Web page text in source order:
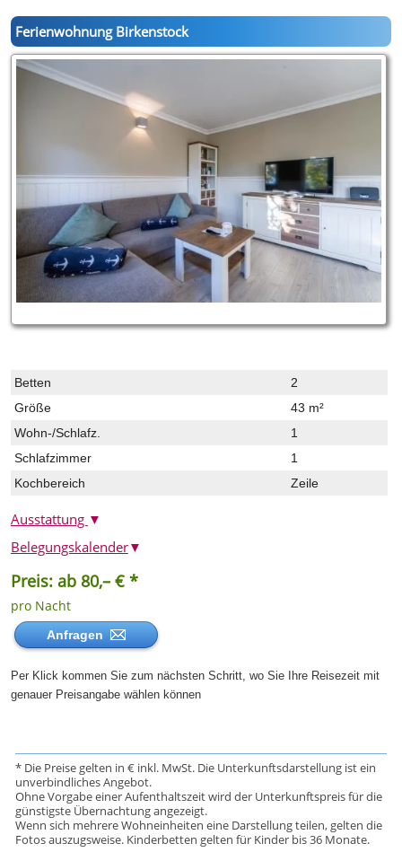
Ferienwohnung Birkenstock
Betten
2
Größe
43 m²
Wohn-/Schlafz.
1
Schlafzimmer
1
Kochbereich
Zeile
Ausstattung ▼
Preis: ab 80,– € *
pro Nacht
Anfragen
Per Klick kommen Sie zum nächsten Schritt, wo Sie Ihre Reisezeit mit
genauer Preisangabe wählen können
Belegungskalender▼
* Die Preise gelten in € inkl. MwSt. Die Unterkunftsdarstellung ist ein
unverbindliches Angebot.
Ohne Vorgabe einer Aufenthaltszeit wird der Unterkunftspreis für die
günstigste Übernachtung angezeigt.
Wenn sich mehrere Wohneinheiten eine Darstellung teilen, gelten die
Fotos auszugsweise. Kinderbetten gelten für Kinder bis 36 Monate.